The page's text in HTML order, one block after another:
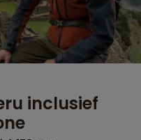
inclusief